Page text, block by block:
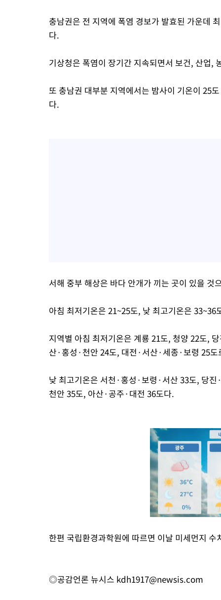
충남권은 전 지역에 폭염 경보가 발효된 가운데
다.
기상청은 폭염이 장기간 지속되면서 보건, 산업,
또 충남권 대부분 지역에서는 밤사이 기온이 25
다.
서해 중부 해상은 바다 안개가 끼는 곳이 있을 것
아침 최저기온은 21~25도, 낮 최고기온은 33~36
지역별 아침 최저기온은 계룡 21도, 청양 22도,
산·홍성·천안 24도, 대전·서산·세종·보령 25도
낮 최고기온은 서천·홍성·보령·서산 33도, 당
천안 35도, 아산·공주·대전 36도다.
한편 국립환경과학원에 따르면 이날 미세먼지
◎공감언론 뉴시스 kdh1917@newsis.com